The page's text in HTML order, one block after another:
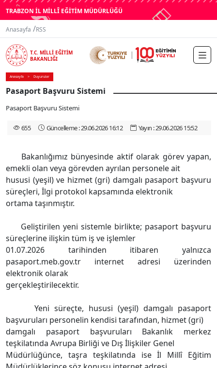
TRABZON İL MİLLÎ EĞİTİM MÜDÜRLÜĞÜ
Anasayfa /RSS
T.C. MİLLİ EĞİTİM
BAKANLIĞI
Anasayfa Duyurular
Pasaport Başvuru Sistemi
Pasaport Başvuru Sistemi
655 Güncelleme : 29.06.2026 16:12 Yayın : 29.06.2026 15:52
Bakanlığımız bünyesinde aktif olarak görev yapan,
emekli olan veya görevden ayrılan personele ait
hususi (yeşil) ve hizmet (gri) damgalı pasaport başvuru
süreçleri, İlgi protokol kapsamında elektronik
ortama taşınmıştır.
Geliştirilen yeni sistemle birlikte; pasaport başvuru
süreçlerine ilişkin tüm iş ve işlemler
01.07.2026 tarihinden itibaren yalnızca
pasaport.meb.gov.tr internet adresi üzerinden
elektronik olarak
gerçekleştirilecektir.
Yeni süreçte, hususi (yeşil) damgalı pasaport
başvuruları personelin kendisi tarafından, hizmet (gri)
damgalı pasaport başvuruları Bakanlık merkez
teşkilatında Avrupa Birliği ve Dış İlişkiler Genel
Müdürlüğünce, taşra teşkilatında ise İl Millî Eğitim